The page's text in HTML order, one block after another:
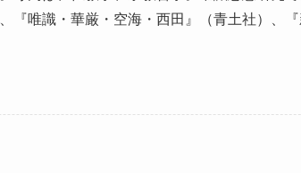
『唯識・華厳・空海・西田』（青土社）、